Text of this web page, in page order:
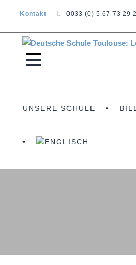
Kontakt 0033 (0) 5 67 73 29
UNSERE SCHULE